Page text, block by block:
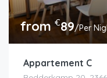
from€89/Per
Appartement C